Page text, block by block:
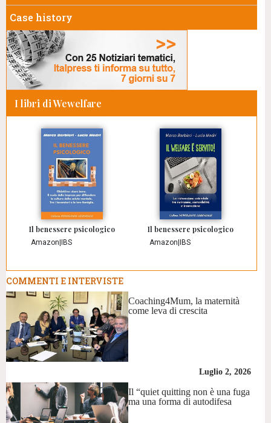
Case history
I libri di Wewelfare
Il benessere psicologico
Amazon IBS
Il benessere psicologico
Amazon IBS
COMMENTI E INTERVISTE
Coaching4Mum, la maternità
come leva di crescita
Luglio 2, 2026
Il “quiet quitting non è una fuga
ma una forma di autodifesa